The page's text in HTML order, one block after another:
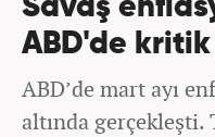
Savaş
ABD'de kritik
ABD’de mart ayı
altında gerçekleşti.